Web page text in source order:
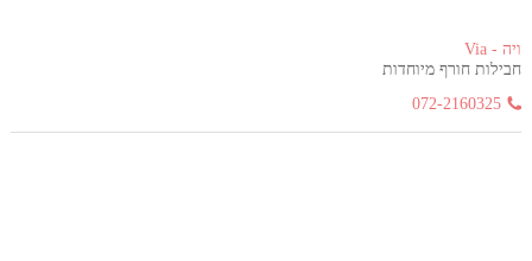
ויה - Via
חבילות חורף מיוחדות
072-2160325